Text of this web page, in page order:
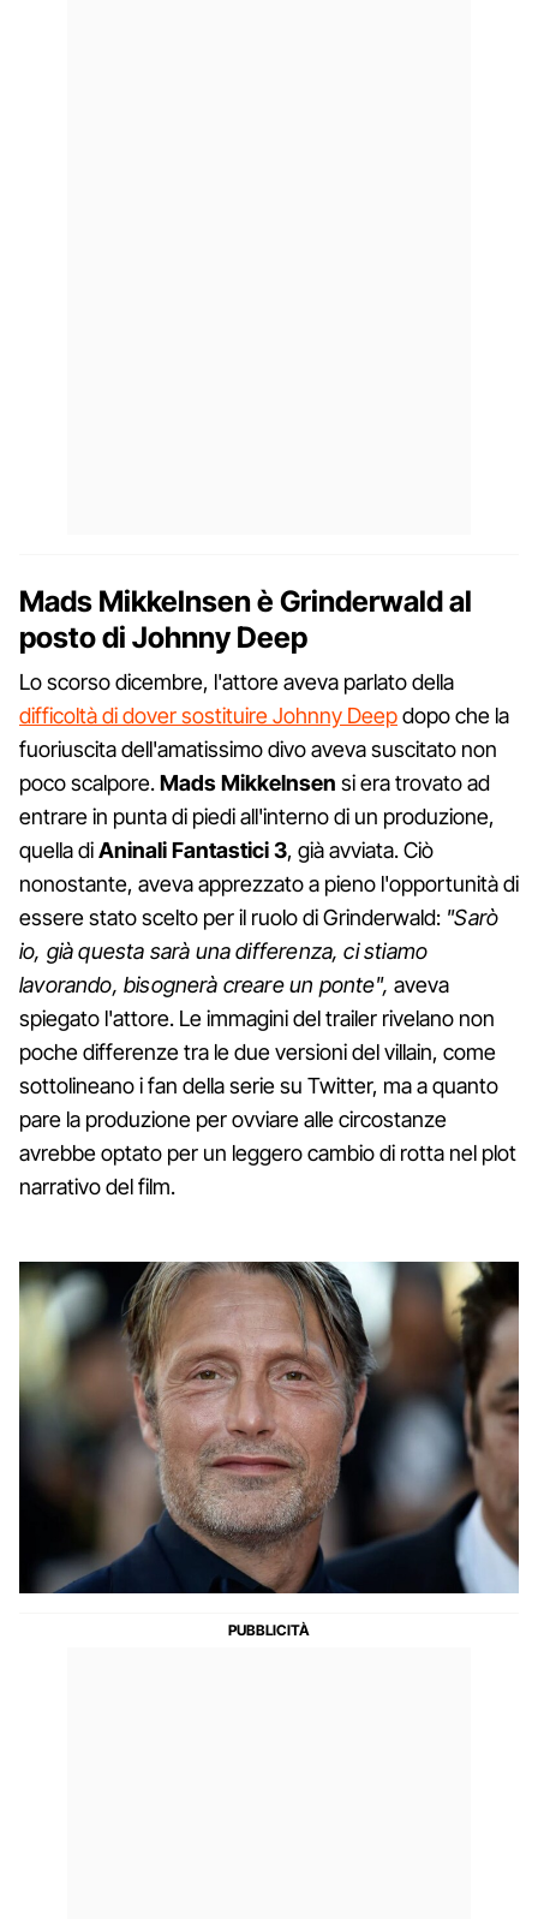
Mads Mikkelnsen è Grinderwald al
posto di Johnny Deep
Lo scorso dicembre, l'attore aveva parlato della
difficoltà di dover sostituire Johnny Deepdopo che la
fuoriuscita dell'amatissimo divo aveva suscitato non
poco scalpore.Mads Mikkelnsen si era trovato ad
entrare in punta di piedi all'interno di un produzione,
quella diAninali Fantastici 3, già avviata. Ciò
nonostante, aveva apprezzato a pieno l'opportunità di
essere stato scelto per il ruolo di Grinderwald: "Sarò
io, già questa sarà una differenza, ci stiamo
lavorando, bisognerà creare un ponte", aveva
spiegato l'attore. Le immagini del trailer rivelano non
poche differenze tra le due versioni del villain, come
sottolineano i fan della serie su Twitter, ma a quanto
pare la produzione per ovviare alle circostanze
avrebbe optato per un leggero cambio di rotta nel plot
narrativo del film.